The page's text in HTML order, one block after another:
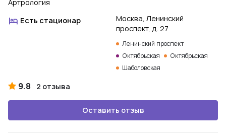
Артрология
Есть стационар
Москва, Ленинский
проспект, д. 27
Ленинский проспект
Октябрьская
Октябрьская
Шаболовская
9.8 2 отзыва
Оставить отзыв